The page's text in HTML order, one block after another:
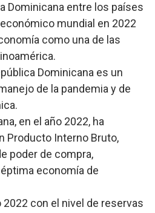
Dominicana entre los países
mundial en 2022
como una de las
Dominicana es un
de la pandemia y de
en el año 2022, ha
Producto Interno Bruto,
poder de compra,
economía de
con el nivel de reservas